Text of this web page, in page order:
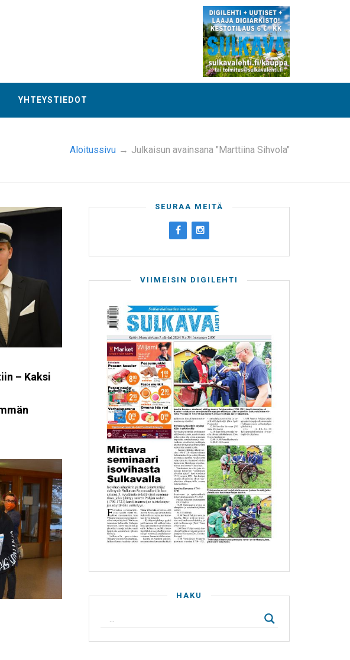
YHTEYSTIEDOT
Aloitussivu → Julkaisun avainsana "Marttiina Sihvola"
– Kaksi
SEURAA MEITÄ
VIIMEISIN DIGILEHTI
HAKU